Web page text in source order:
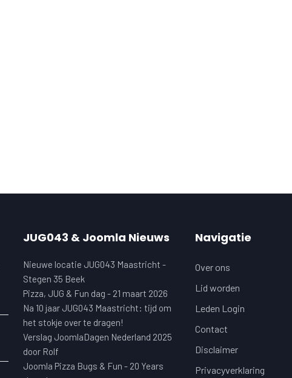
JUG043 & Joomla Nieuws
Nieuwe locatie JUG043 Maastricht -
Stegen 35 Beek
Pizza, JUG & Fun dag - 21 maart 2026
Na 10 jaar JUG043 Maastricht: tijd om
het stokje over te dragen!
Verslag JoomlaDagen Nederland 2025
door Rolf
Joomla Pizza Bugs & Fun - 20 Years
Navigatie
Over ons
Lid worden
Leden Login
Contact
Disclaimer
Privacyverklaring